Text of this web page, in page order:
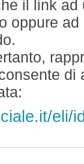
il link
oppure
eli/